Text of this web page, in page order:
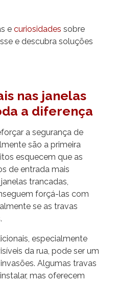
e curiosidades sobre
e descubra soluções
nas janelas
a diferença
a segurança de
são a primeira
esquecem que as
de entrada mais
trancadas,
forçá-las com
se as travas
especialmente
da rua, pode ser um
Algumas travas
mas oferecem